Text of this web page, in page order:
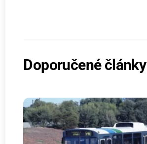
Doporučené články